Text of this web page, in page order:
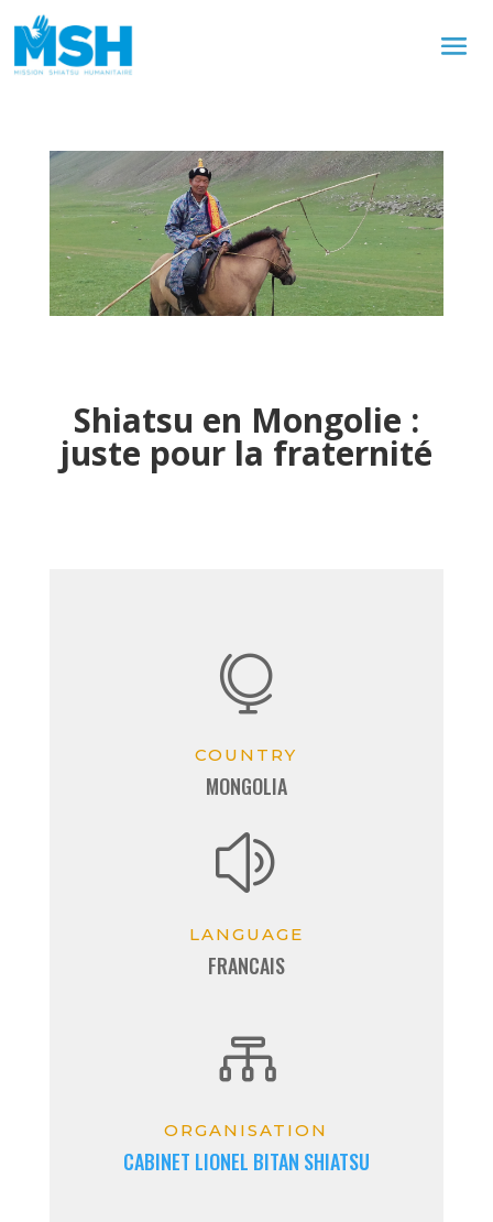
Shiatsu en Mongolie :
juste pour la fraternité

COUNTRY
MONGOLIA
z
LANGUAGE
FRANCAIS

ORGANISATION
CABINET LIONEL BITAN SHIATSU